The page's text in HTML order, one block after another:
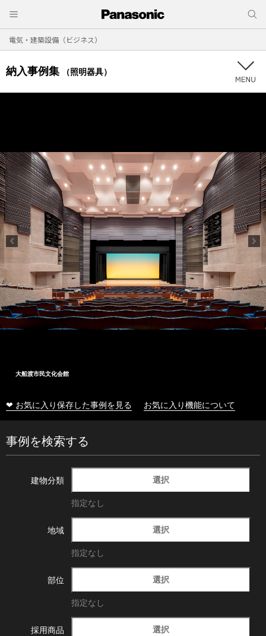
電気・建築設備（ビジネス）
納入事例集 （照明器具）
大船渡市民文化会館
❤ お気に入り保存した事例を見る お気に入り機能について
事例を検索する
建物分類 選択
指定なし
地域 選択
指定なし
部位 選択
指定なし
採用商品 選択